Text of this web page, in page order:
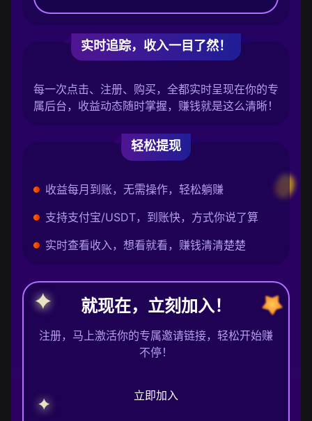
实时追踪，收入一目了然！
每一次点击、注册、购买，全都实时呈现在你的专
属后台，收益动态随时掌握，赚钱就是这么清晰！
轻松提现
收益每月到账，无需操作，轻松躺赚
支持支付宝/USDT，到账快，方式你说了算
实时查看收入，想看就看，赚钱清清楚楚
就现在，立刻加入！
注册，马上激活你的专属邀请链接，轻松开始赚
不停！
立即加入